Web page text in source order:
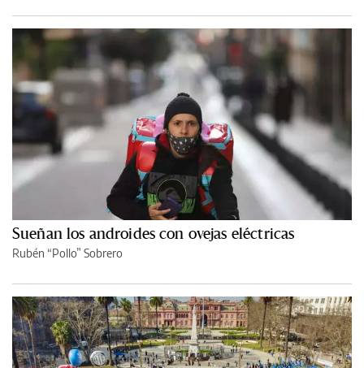
Sueñan los androides con ovejas eléctricas
Rubén “Pollo” Sobrero